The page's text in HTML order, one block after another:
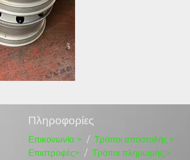
Πληροφορίες
Επικονωνία > / Τρόποι αποστολής >
Επιστροφές> / Τρόποι πληρωμής >